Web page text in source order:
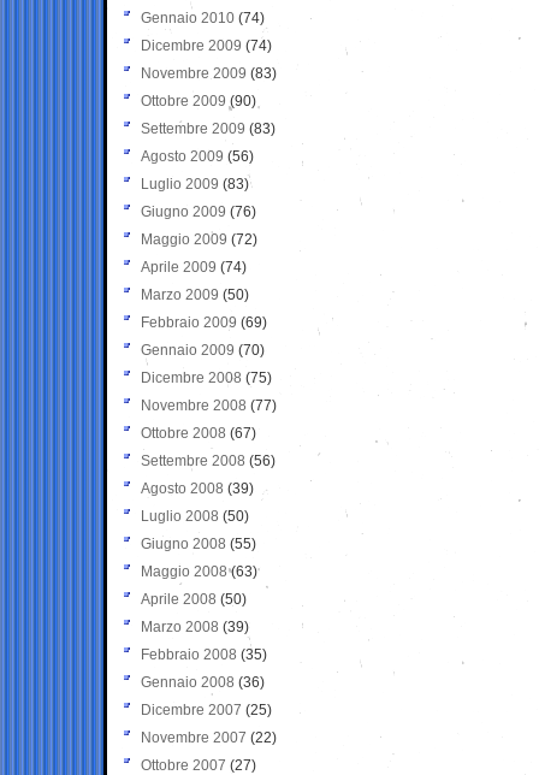
Gennaio 2010 (74)
Dicembre 2009 (74)
Novembre 2009 (83)
Ottobre 2009 (90)
Settembre 2009 (83)
Agosto 2009 (56)
Luglio 2009 (83)
Giugno 2009 (76)
Maggio 2009 (72)
Aprile 2009 (74)
Marzo 2009 (50)
Febbraio 2009 (69)
Gennaio 2009 (70)
Dicembre 2008 (75)
Novembre 2008 (77)
Ottobre 2008 (67)
Settembre 2008 (56)
Agosto 2008 (39)
Luglio 2008 (50)
Giugno 2008 (55)
Maggio 2008(63)
Aprile 2008 (50)
Marzo 2008 (39)
Febbraio 2008 (35)
Gennaio 2008 (36)
Dicembre 2007 (25)
Novembre 2007 (22)
Ottobre 2007 (27)